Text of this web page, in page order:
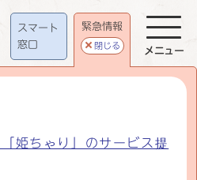
スマート
窓口
緊急情報
閉じる
姫ちゃり」のサービス提
メニュー